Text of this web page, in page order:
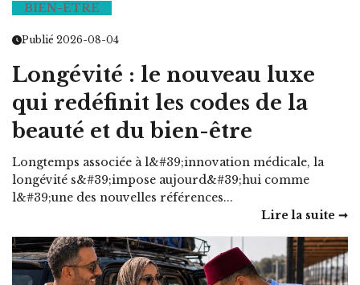
BIEN-ÊTRE
Publié 2026-08-04
Longévité : le nouveau luxe
qui redéfinit les codes de la
beauté et du bien-être
Longtemps associée à l&#39;innovation médicale, la
longévité s&#39;impose aujourd&#39;hui comme
l&#39;une des nouvelles références...
Lire la suite ➞